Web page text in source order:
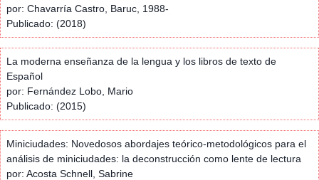
por: Chavarría Castro, Baruc, 1988-
Publicado: (2018)
La moderna enseñanza de la lengua y los libros de texto de
Español
por: Fernández Lobo, Mario
Publicado: (2015)
Miniciudades: Novedosos abordajes teórico-metodológicos para el
análisis de miniciudades: la deconstrucción como lente de lectura
por: Acosta Schnell, Sabrine